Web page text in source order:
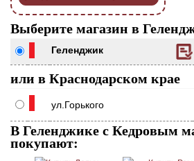
Выберите магазин в
Геленджик
или в Краснодарском крае
ул.Горького
В Геленджике с Кедровым
покупают: